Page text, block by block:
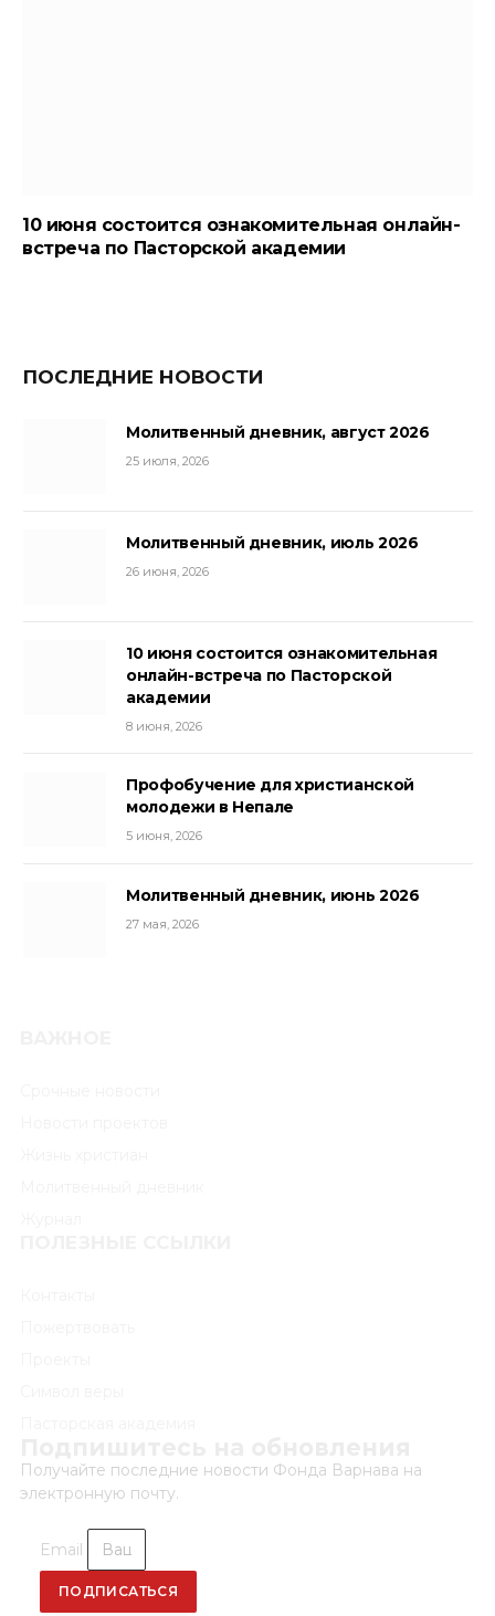
10 июня состоится ознакомительная онлайн-
встреча по Пасторской академии
ПОСЛЕДНИЕ НОВОСТИ
Молитвенный дневник, август 2026
25 июля, 2026
Молитвенный дневник, июль 2026
26 июня, 2026
10 июня состоится ознакомительная
онлайн-встреча по Пасторской
академии
8 июня, 2026
Профобучение для христианской
молодежи в Непале
5 июня, 2026
Молитвенный дневник, июнь 2026
27 мая, 2026
Получайте последние новости Фонда Варнава на
электронную почту.
Email
ПОДПИСАТЬСЯ